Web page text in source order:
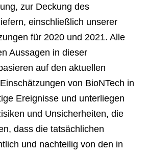
zur Deckung des
einschließlich unserer
für 2020 und 2021. Alle
Aussagen in dieser
auf den aktuellen
von BioNTech in
Ereignisse und unterliegen
und Unsicherheiten, die
dass die tatsächlichen
und nachteilig von den in